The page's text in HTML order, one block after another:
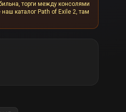
торги между консолями
каталог Path of Exile 2, там